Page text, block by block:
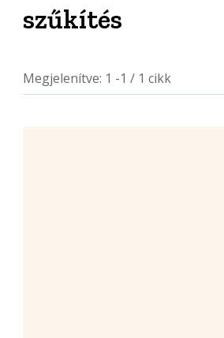
szűkítés
Megjelenítve: 1 -1 / 1 cikk